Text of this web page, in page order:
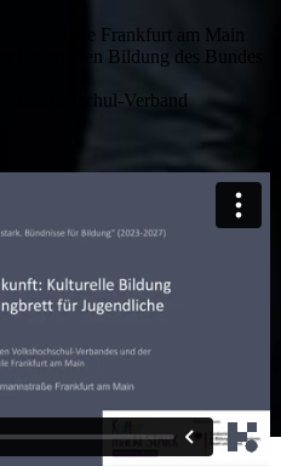
Frankfurt am Main
Kulturellen Bildung des Bundes
Verband